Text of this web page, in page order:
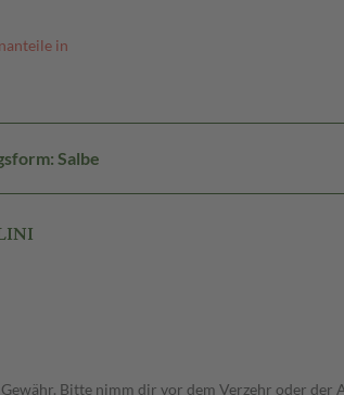
in
Salbe
Bitte nimm dir vor dem Verzehr oder